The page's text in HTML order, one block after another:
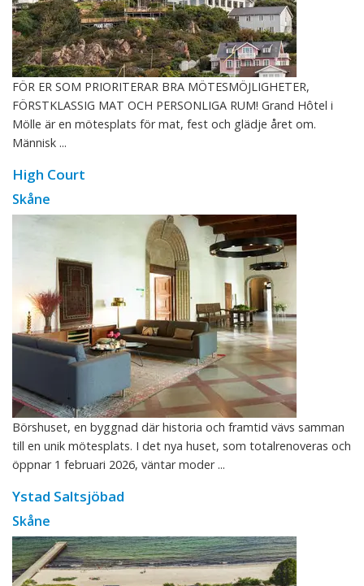
FÖR ER SOM PRIORITERAR BRA MÖTESMÖJLIGHETER,
FÖRSTKLASSIG MAT OCH PERSONLIGA RUM! Grand Hôtel i
Mölle är en mötesplats för mat, fest och glädje året om.
Människ ...
High Court
Skåne
Börshuset, en byggnad där historia och framtid vävs samman
till en unik mötesplats. I det nya huset, som totalrenoveras och
öppnar 1 februari 2026, väntar moder ...
Ystad Saltsjöbad
Skåne